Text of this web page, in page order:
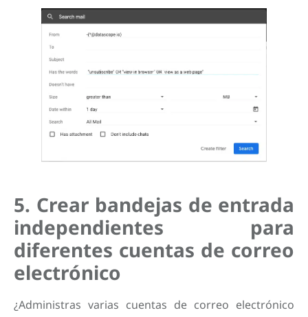
5. Crear bandejas de entrada
independientes para
diferentes cuentas de correo
electrónico
¿Administras varias cuentas de correo electrónico